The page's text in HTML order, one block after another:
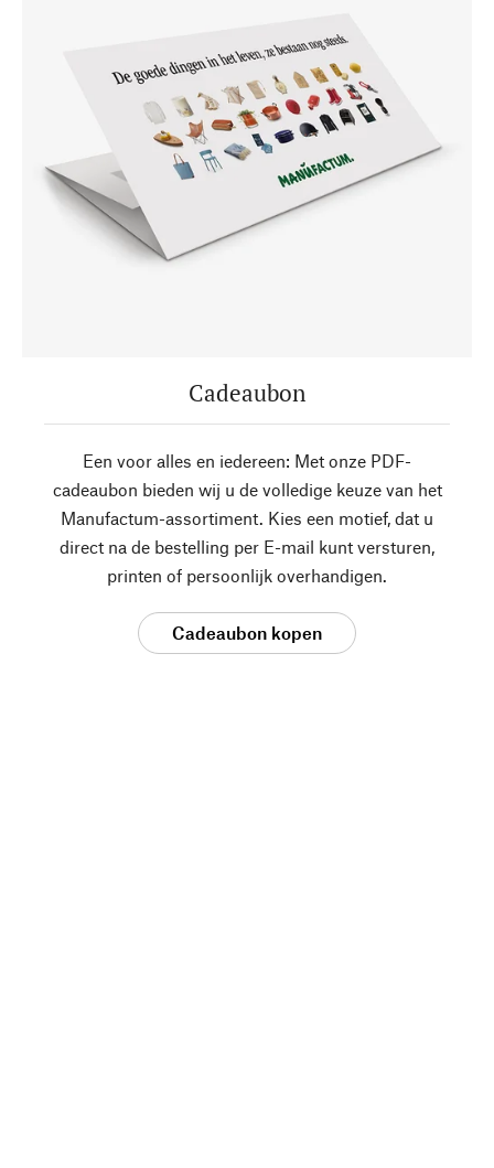
Cadeaubon
Een voor alles en iedereen: Met onze PDF-
cadeaubon bieden wij u de volledige keuze van het
Manufactum-assortiment. Kies een motief, dat u
direct na de bestelling per E-mail kunt versturen,
printen of persoonlijk overhandigen.
Cadeaubon kopen